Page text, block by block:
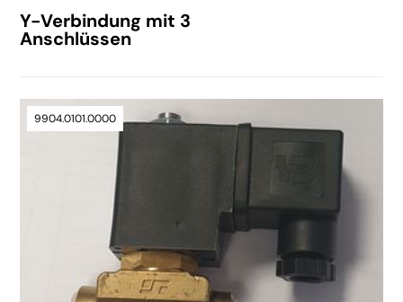
Y-Verbindung mit 3
Anschlüssen
9904.0101.0000